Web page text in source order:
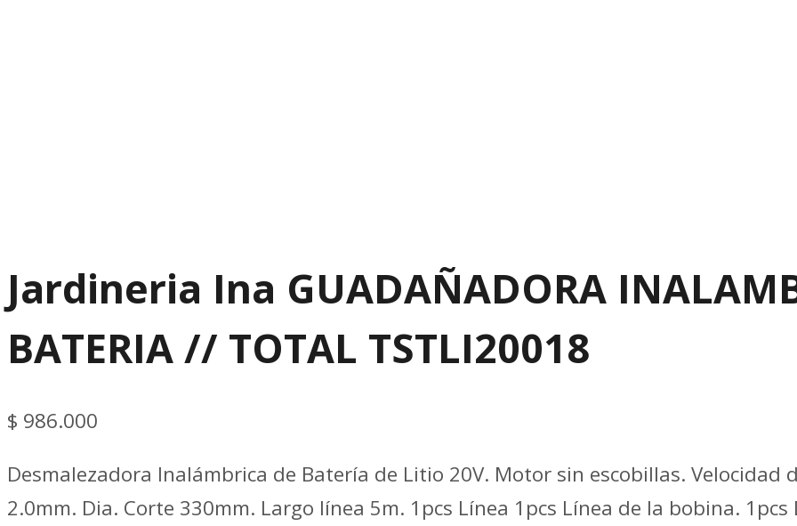
Jardineria Ina GUADAÑADORA
BATERIA // TOTAL TSTLI20018
$ 986.000
Desmalezadora Inalámbrica de Batería de Litio 20V. Motor sin escobillas.
2.0mm. Dia. Corte 330mm. Largo línea 5m. 1pcs Línea 1pcs Línea de la bobina.